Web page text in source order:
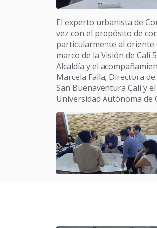
El experto urbanista de
vez con el propósito de
particularmente al oriente
marco de la Visión de Cali
Alcaldía y el
Marcela Falla, Directora
San Buenaventura Cali y
Universidad Autónoma de